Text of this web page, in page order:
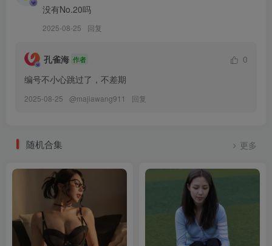
没有No.20吗
2025-08-25 回复
孔雀海 作者
0
编号不小心跳过了，不差期
2025-08-25 @majiawang911 回复
随机合集 更多